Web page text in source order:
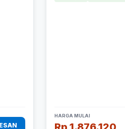
HARGA MULAI